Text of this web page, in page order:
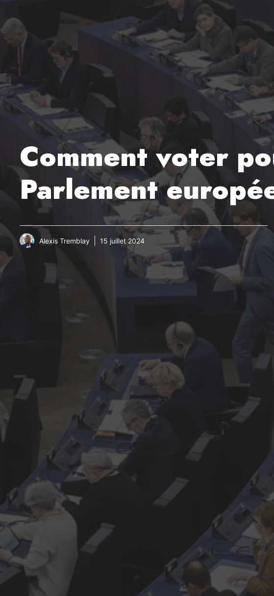
Comment voter
Parlement
Alexis Tremblay 15 juillet 2024